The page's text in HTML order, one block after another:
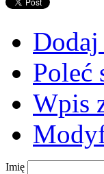
Poleć
Wpis
Imię